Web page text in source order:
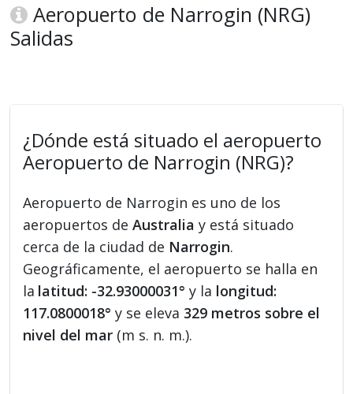
Aeropuerto de Narrogin (NRG)
Salidas
¿Dónde está situado el aeropuerto
Aeropuerto de Narrogin (NRG)?
Aeropuerto de Narrogin es uno de los
aeropuertos deAustralia y está situado
cerca de la ciudad de Narrogin.
Geográficamente, el aeropuerto se halla en
la latitud: -32.93000031° y la longitud:
117.0800018° y se eleva 329 metros sobre el
nivel del mar (m s. n. m.).